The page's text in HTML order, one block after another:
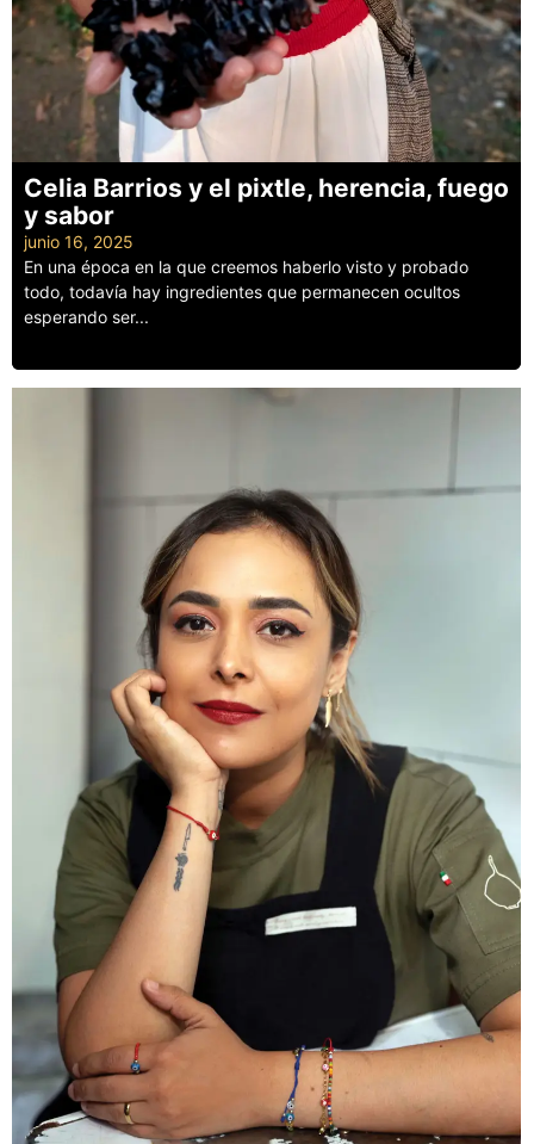
Celia Barrios y el pixtle, herencia, fuego
y sabor
junio 16, 2025
En una época en la que creemos haberlo visto y probado
todo, todavía hay ingredientes que permanecen ocultos
esperando ser...